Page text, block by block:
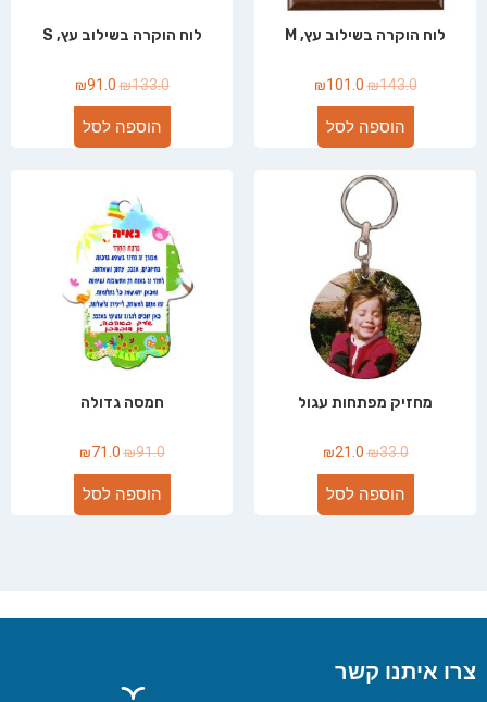
לוח הוקרה בשילוב עץ, M
₪143.0
₪101.0
הוספה לסל
לוח הוקרה בשילוב עץ, S
₪133.0
₪91.0
הוספה לסל
מחזיק מפתחות עגול
₪33.0
₪21.0
הוספה לסל
חמסה גדולה
₪91.0
₪71.0
הוספה לסל
צרו איתנו קשר